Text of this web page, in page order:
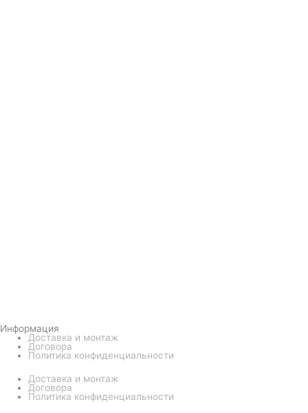
Информация
Доставка и монтаж
Договора
Политика конфиденциальности
Доставка и монтаж
Договора
Политика конфиденциальности